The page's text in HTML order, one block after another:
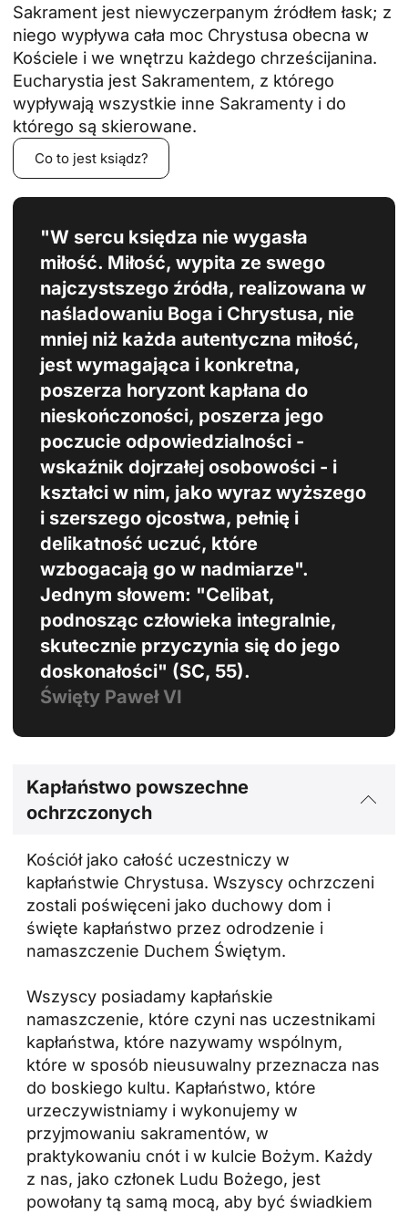
Sakrament jest niewyczerpanym źródłem łask; z
niego wypływa cała moc Chrystusa obecna w
Kościele i we wnętrzu każdego chrześcijanina.
Eucharystia jest Sakramentem, z którego
wypływają wszystkie inne Sakramenty i do
którego są skierowane.
Co to jest ksiądz?
"W sercu księdza nie wygasła
miłość. Miłość, wypita ze swego
najczystszego źródła, realizowana w
naśladowaniu Boga i Chrystusa, nie
mniej niż każda autentyczna miłość,
jest wymagająca i konkretna,
poszerza horyzont kapłana do
nieskończoności, poszerza jego
poczucie odpowiedzialności -
wskaźnik dojrzałej osobowości - i
kształci w nim, jako wyraz wyższego
i szerszego ojcostwa, pełnię i
delikatność uczuć, które
wzbogacają go w nadmiarze".
Jednym słowem: "Celibat,
podnosząc człowieka integralnie,
skutecznie przyczynia się do jego
doskonałości" (SC, 55).
Święty Paweł VI
Kapłaństwo powszechne
ochrzczonych
Kościół jako całość uczestniczy w
kapłaństwie Chrystusa. Wszyscy ochrzczeni
zostali poświęceni jako duchowy dom i
święte kapłaństwo przez odrodzenie i
namaszczenie Duchem Świętym.
Wszyscy posiadamy kapłańskie
namaszczenie, które czyni nas uczestnikami
kapłaństwa, które nazywamy wspólnym,
które w sposób nieusuwalny przeznacza nas
do boskiego kultu. Kapłaństwo, które
urzeczywistniamy i wykonujemy w
przyjmowaniu sakramentów, w
praktykowaniu cnót i w kulcie Bożym. Każdy
z nas, jako członek Ludu Bożego, jest
powołany tą samą mocą, aby być świadkiem